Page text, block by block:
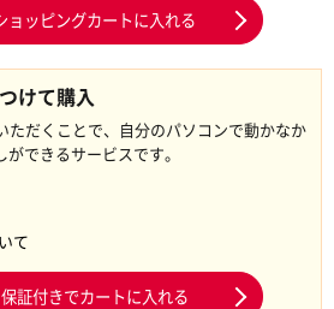
ョッピングカートに入れる
けて購入
ただくことで、自分のパソコンで動かなか
できるサービスです。
て
保証付きでカートに入れる